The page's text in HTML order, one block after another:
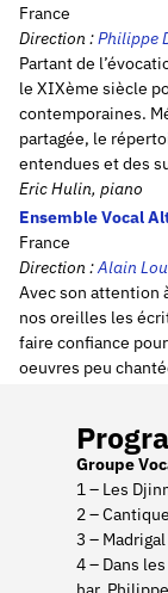
France
Direction :Philippe
Partant de
le XIXème siècle
contemporaines.
partagée, le
entendues et des
Eric Hulin, piano
Ensemble Vocal
France
Direction :Alain
Avec son attention
nos oreilles les
faire confiance
oeuvres peu
Groupe
1 – Les
2 –
3 –
4 – Dans